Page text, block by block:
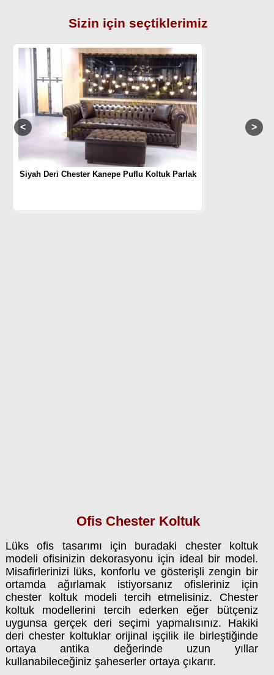
Sizin için seçtiklerimiz
Siyah Deri Chester Kanepe Puflu Koltuk Parlak
Ofis Chester Koltuk
Lüks ofis tasarımı için buradaki chester koltuk
modeli ofisinizin dekorasyonu için ideal bir model.
Misafirlerinizi lüks, konforlu ve gösterişli zengin bir
ortamda ağırlamak istiyorsanız ofisleriniz için
chester koltuk modeli tercih etmelisiniz. Chester
koltuk modellerini tercih ederken eğer bütçeniz
uygunsa gerçek deri seçimi yapmalısınız. Hakiki
deri chester koltuklar orijinal işçilik ile birleştiğinde
ortaya antika değerinde uzun yıllar
kullanabileceğiniz şaheserler ortaya çıkarır.